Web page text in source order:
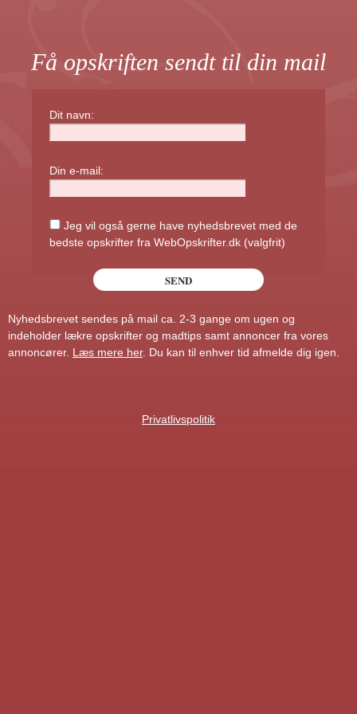
Få opskriften sendt til din mail
Dit navn:
Din e-mail:
Jeg vil også gerne have nyhedsbrevet med de
bedste opskrifter fra WebOpskrifter.dk (valgfrit)
Nyhedsbrevet sendes på mail ca. 2-3 gange om ugen og
indeholder lækre opskrifter og madtips samt annoncer fra vores
annoncører. Læs mere her. Du kan til enhver tid afmelde dig igen.
Privatlivspolitik